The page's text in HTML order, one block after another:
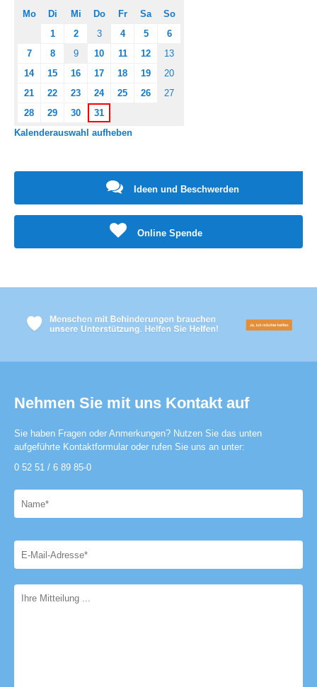
Mo
Di Mi Do Fr Sa
So
1
2 3 4 5
6
7
8 9 10 11 12
13
14
15 16 17 18 19
20
21
22 23 24 25 26
27
28
29 30
31
Kalenderauswahl aufheben
Ideen und Beschwerden
Online Spende
Nehmen Sie mit uns Kontakt auf
Sie haben Fragen oder Anmerkungen? Nutzen Sie das unten
aufgeführte Kontaktformular oder rufen Sie uns an unter:
0 52 51 / 6 89 85-0